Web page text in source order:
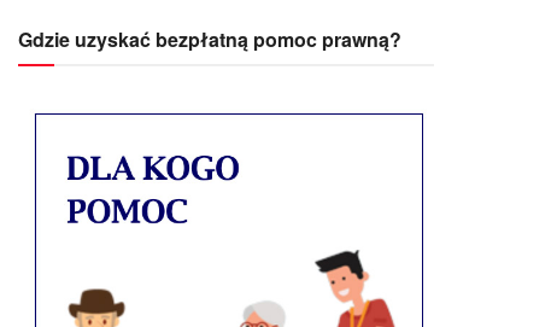
Gdzie uzyskać bezpłatną pomoc prawną?